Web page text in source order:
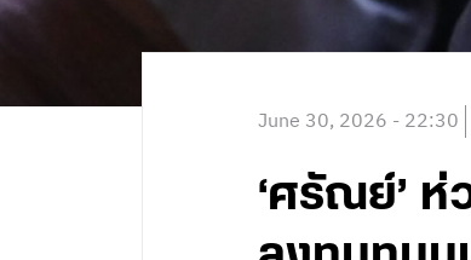
June 30, 2026 - 22:30
‘ศรัณย์’